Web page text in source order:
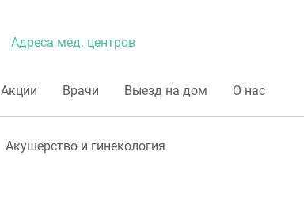
Адреса мед. центров
Акции Врачи Выезд на дом О нас
Акушерство и гинекология